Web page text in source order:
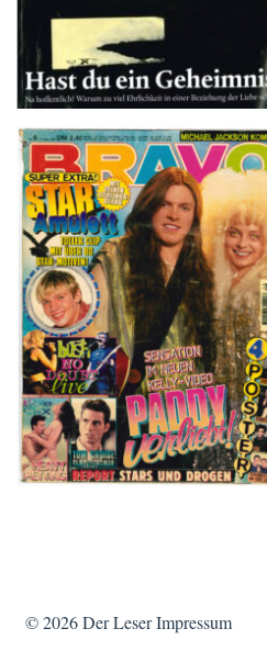
BRAVO – Nr. 8, 13. Febr. 1997
© 2026Der Leser Impressum